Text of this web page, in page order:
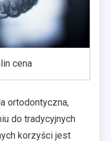
cena
ortodontyczna,
do tradycyjnych
korzyści jest